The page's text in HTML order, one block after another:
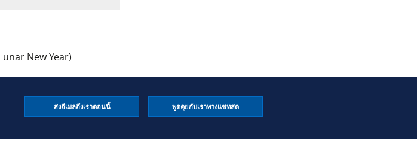
New Year)
ส่งอีเมลถึงเราตอนนี้ พูดคุยกับเราทางแชทสด